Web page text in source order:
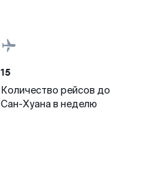
15
Количество рейсов до
Сан-Хуана в неделю